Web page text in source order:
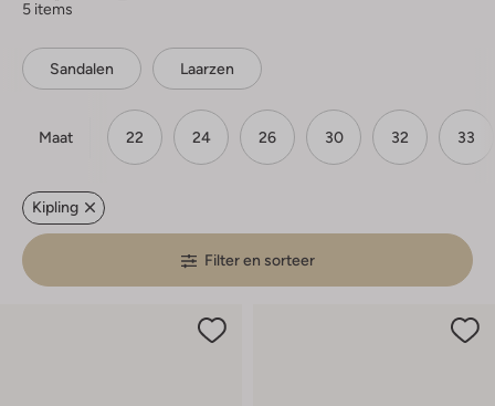
5 items
Sandalen Laarzen
Maat 22 24 26 30 32 33
Kipling
Filter en sorteer